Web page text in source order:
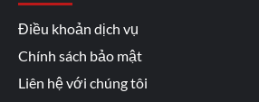
Điều khoản dịch vụ
Chính sách bảo mật
Liên hệ với chúng tôi